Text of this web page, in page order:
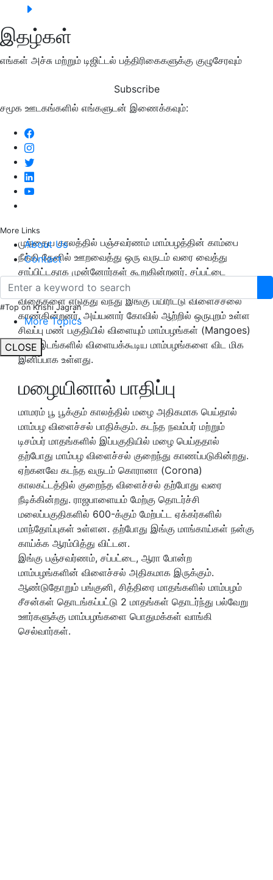
இதழ்கள்
எங்கள் அச்சு மற்றும் டிஜிட்டல் பத்திரிகைகளுக்கு குழுசேரவும்
Subscribe
சமூக ஊடகங்களில் எங்களுடன் இணைக்கவும்:
More Links
About Us
Contact
#Top on Krishi Jagran
More Topics
CLOSE
முந்தைய காலத்தில் பஞ்சவர்ணம் மாம்பழத்தின் காம்பை
நீக்கி தேனில் ஊறவைத்து ஒரு வருடம் வரை வைத்து
சாப்பிட்டதாக முன்னோர்கள் கூறுகின்றனர். சப்பட்டை
மாம்பழம், ஆந்திராவிலிருந்து நூறு ஆண்டுகளுக்கு முன்
விதைகளை எடுத்து வந்து இங்கு பயிரிட்டு விளைச்சலை
காண்கின்றனர். அய்யனார் கோவில் ஆற்றில் ஒருபுறம் உள்ள
சிவப்பு மண் பகுதியில் விளையும் மாம்பழங்கள் (Mangoes)
மற்ற இடங்களில் விளையக்கூடிய மாம்பழங்களை விட மிக
இனிப்பாக உள்ளது.
மழையினால் பாதிப்பு
மாமரம் பூ பூக்கும் காலத்தில் மழை அதிகமாக பெய்தால்
மாம்பழ விளைச்சல் பாதிக்கும். கடந்த நவம்பர் மற்றும்
டிசம்பர் மாதங்களில் இப்பகுதியில் மழை பெய்ததால்
தற்போது மாம்பழ விளைச்சல் குறைந்து காணப்படுகின்றது.
ஏற்கனவே கடந்த வருடம் கொரானா (Corona)
காலகட்டத்தில் குறைந்த விளைச்சல் தற்போது வரை
நீடிக்கின்றது. ராஜபாளையம் மேற்கு தொடர்ச்சி
மலைப்பகுதிகளில் 600-க்கும் மேற்பட்ட ஏக்கர்களில்
மாந்தோப்புகள் உள்ளன. தற்போது இங்கு மாங்காய்கள் நன்கு
காய்க்க ஆரம்பித்து விட்டன.
இங்கு பஞ்சவர்ணம், சப்பட்டை, ஆரா போன்ற
மாம்பழங்களின் விளைச்சல் அதிகமாக இருக்கும்.
ஆண்டுதோறும் பங்குனி, சித்திரை மாதங்களில் மாம்பழம்
சீசன்கள் தொடங்கப்பட்டு 2 மாதங்கள் தொடர்ந்து பல்வேறு
ஊர்களுக்கு மாம்பழங்களை பொதுமக்கள் வாங்கி
செல்வார்கள்.